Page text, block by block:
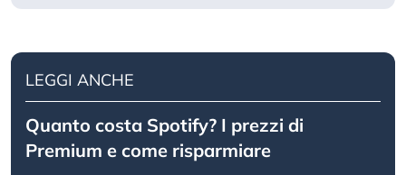
LEGGI ANCHE
Quanto costa Spotify? I prezzi di
Premium e come risparmiare